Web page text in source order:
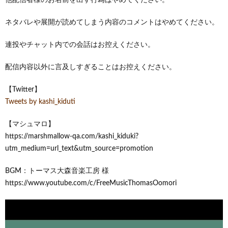
ネタバレや展開が読めてしまう内容のコメントはやめてください。
連投やチャット内での会話はお控えください。
配信内容以外に言及しすぎることはお控えください。
【Twitter】
Tweets by kashi_kiduti
【マシュマロ】
https://marshmallow-qa.com/kashi_kiduki?
utm_medium=url_text&utm_source=promotion
BGM：トーマス大森音楽工房 様
https://www.youtube.com/c/FreeMusicThomasOomori